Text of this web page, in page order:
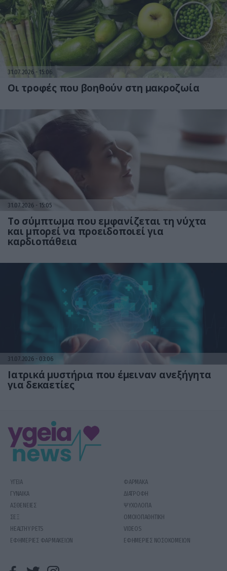
31.07.2026 15:06
Οι τροφές που βοηθούν στη μακροζωία
31.07.2026 15:05
Το σύμπτωμα που εμφανίζεται τη νύχτα
και μπορεί να προειδοποιεί για
καρδιοπάθεια
31.07.2026 03:06
Ιατρικά μυστήρια που έμειναν ανεξήγητα
για δεκαετίες
ΥΓΕΙΑ
ΦΑΡΜΑΚΑ
ΓΥΝΑΙΚΑ
ΔΙΑΤΡΟΦΗ
ΑΣΘΕΝΕΙΕΣ
ΨΥΧΟΛΟΓΙΑ
ΣΕΞ
ΟΜΟΙΟΠΑΘΗΤΙΚΗ
HEALTHY PETS
VIDEOS
ΕΦΗΜΕΡΙΕΣ ΦΑΡΜΑΚΕΙΩΝ
ΕΦΗΜΕΡΙΕΣ ΝΟΣΟΚΟΜΕΙΩΝ